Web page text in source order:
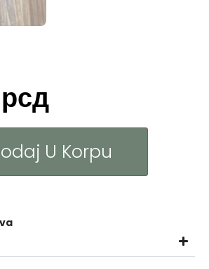
рсд
U Korpu